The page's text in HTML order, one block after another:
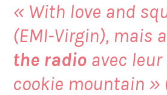
« With love and
(EMI-Virgin), mais
the radio avec
cookie mountain »